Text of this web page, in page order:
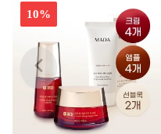
10%